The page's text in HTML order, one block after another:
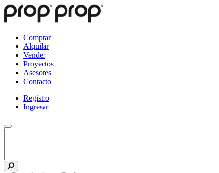
Comprar
Alquilar
Vender
Proyectos
Asesores
Contacto
Registro
Ingresar